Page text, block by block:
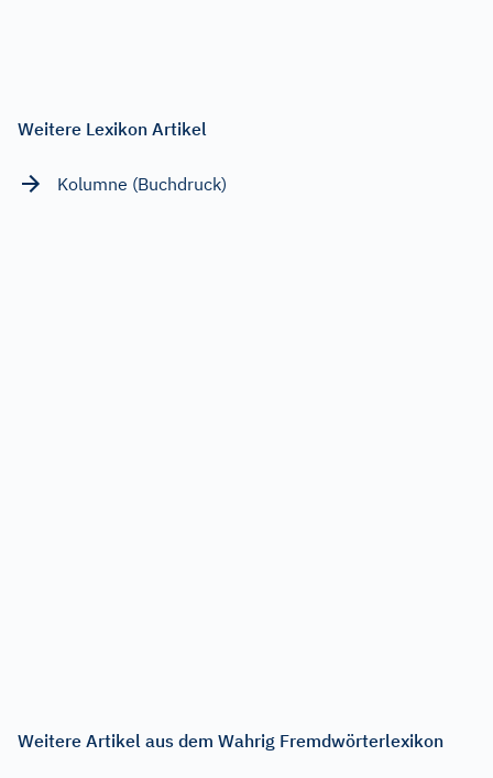
Weitere Lexikon Artikel
Kolumne (Buchdruck)
Weitere Artikel aus dem Wahrig Fremdwörterlexikon